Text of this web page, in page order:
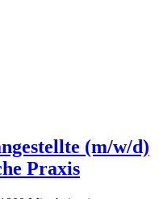
(m/w/d)
Praxis